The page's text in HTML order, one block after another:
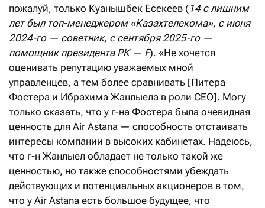
пожалуй, только Куанышбек Есекеев (14 с лишним
лет был топ-менеджером «Казахтелекома», с июня
2024-го — советник, с сентября 2025-го —
помощник президента РК — F). «Не хочется
оценивать репутацию уважаемых мной
управленцев, а тем более сравнивать [Питера
Фостера и Ибрахима Жанлыела в роли CEO]. Могу
только сказать, что у г-на Фостера была очевидная
ценность для Air Astana — способность отстаивать
интересы компании в высоких кабинетах. Надеюсь,
что г-н Жанлыел обладает не только такой же
ценностью, но также способностями убеждать
действующих и потенциальных акционеров в том,
что у Air Astana есть большое будущее, что